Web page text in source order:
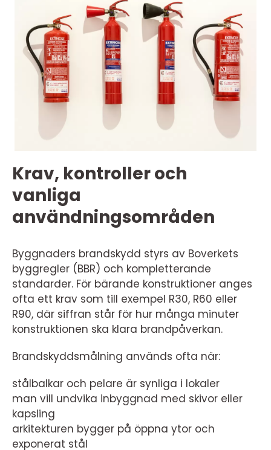
Krav, kontroller och
vanliga
användningsområden
Byggnaders brandskydd styrs av Boverkets
byggregler (BBR) och kompletterande
standarder. För bärande konstruktioner anges
ofta ett krav som till exempel R30, R60 eller
R90, där siffran står för hur många minuter
konstruktionen ska klara brandpåverkan.
Brandskyddsmålning används ofta när:
stålbalkar och pelare är synliga i lokaler
man vill undvika inbyggnad med skivor eller
kapsling
arkitekturen bygger på öppna ytor och
exponerat stål